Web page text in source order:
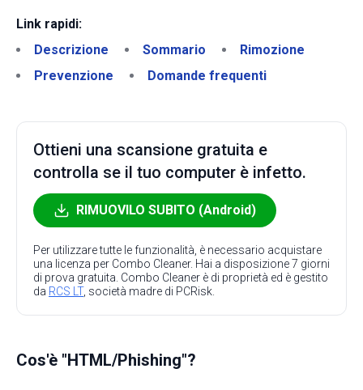
Link rapidi:
Descrizione
Sommario
Rimozione
Prevenzione
Domande frequenti
Ottieni una scansione gratuita e
controlla se il tuo computer è infetto.
RIMUOVILO SUBITO (Android)
Per utilizzare tutte le funzionalità, è necessario acquistare
una licenza per Combo Cleaner. Hai a disposizione 7 giorni
di prova gratuita. Combo Cleaner è di proprietà ed è gestito
da RCS LT, società madre di PCRisk.
Cos'è "HTML/Phishing"?